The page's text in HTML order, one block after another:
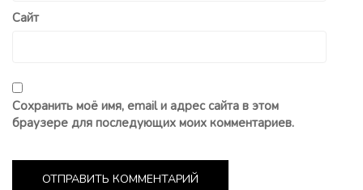
Сайт
Сохранить моё имя, email и адрес сайта в этом
браузере для последующих моих комментариев.